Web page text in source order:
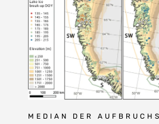
MEDIAN DER